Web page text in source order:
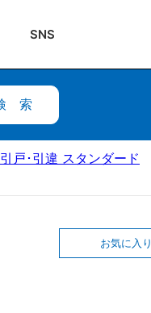
SNS
検索
引戸･引違 スタンダード
お気に入り